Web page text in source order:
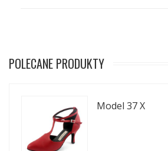
POLECANE PRODUKTY
Model 37 X